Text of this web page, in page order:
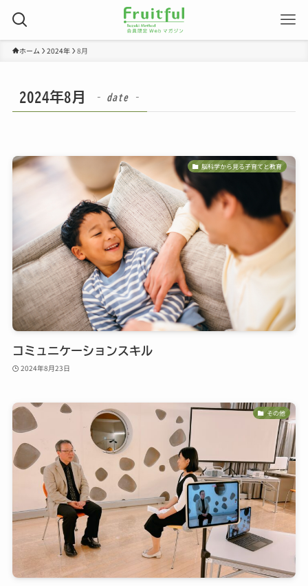
ホーム 2024年 8月
2024年8月 – date –
脳科学から見る子育てと教育
コミュニケーションスキル
2024年8月23日
その他